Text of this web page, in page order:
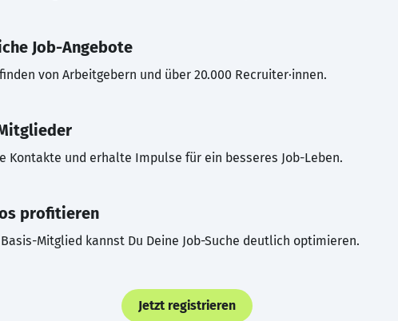
Job-Angebote
von Arbeitgebern und über 20.000 Recruiter·innen.
Kontakte und erhalte Impulse für ein besseres Job-Leben.
profitieren
Mitglied kannst Du Deine Job-Suche deutlich optimieren.
Jetzt registrieren